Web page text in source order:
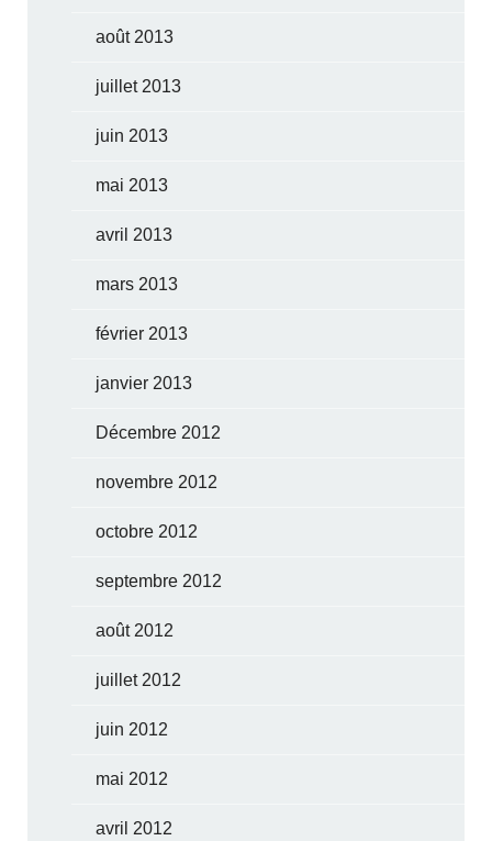
août 2013
juillet 2013
juin 2013
mai 2013
avril 2013
mars 2013
février 2013
janvier 2013
Décembre 2012
novembre 2012
octobre 2012
septembre 2012
août 2012
juillet 2012
juin 2012
mai 2012
avril 2012